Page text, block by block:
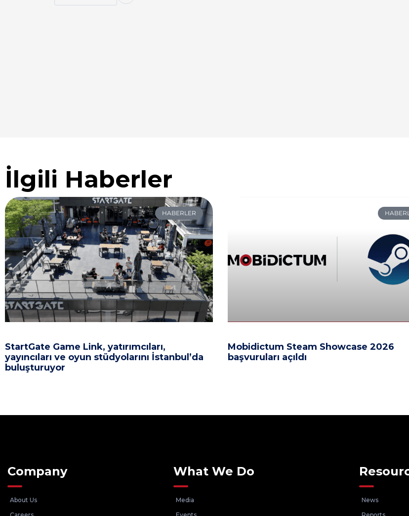
İlgili Haberler
HABERLER
StartGate Game Link, yatırımcıları,
yayıncıları ve oyun stüdyolarını İstanbul’da
buluşturuyor
Mobidictum Steam Showcase 2026
başvuruları açıldı
Company
About Us
What We Do
Media
News